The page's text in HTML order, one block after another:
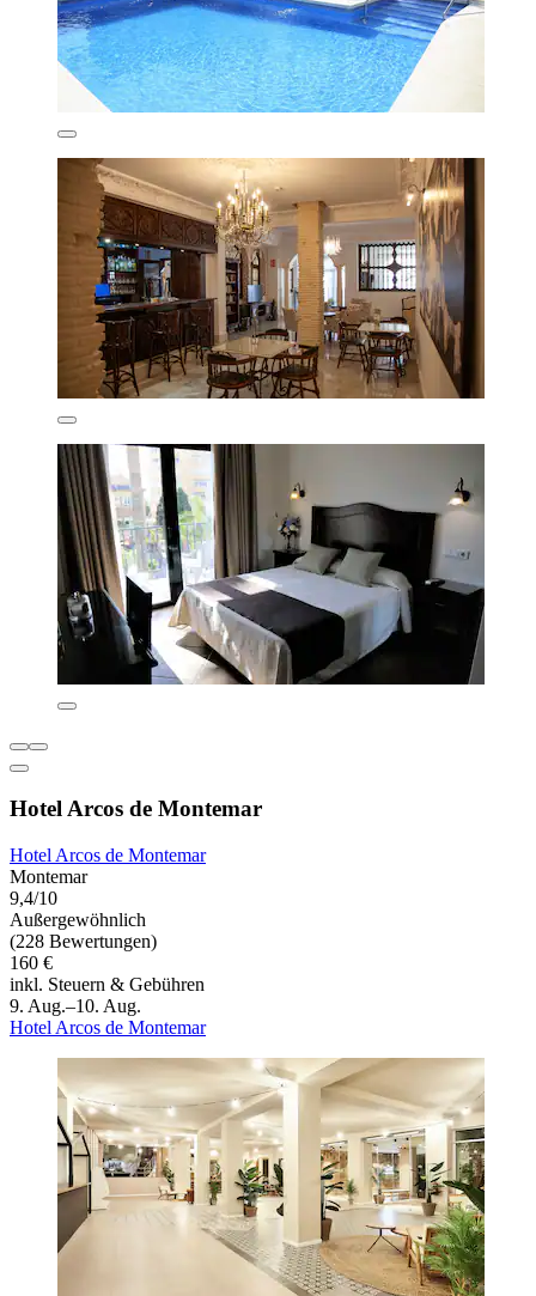
Hotel Arcos de Montemar
Hotel Arcos de Montemar
Montemar
9,4/10
Außergewöhnlich
(228 Bewertungen)
160 €
inkl. Steuern & Gebühren
9. Aug.–10. Aug.
Hotel Arcos de Montemar